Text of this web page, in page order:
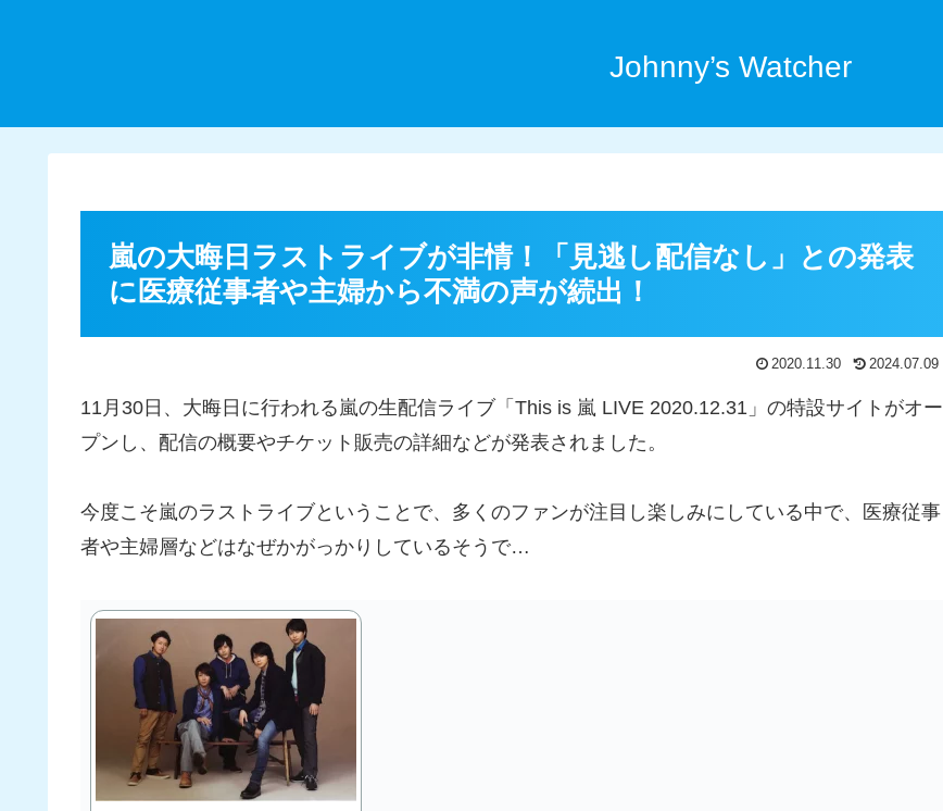
Johnny’s Watcher
嵐の大晦日ラストライブが非情！「見逃し配信なし」との発表
に医療従事者や主婦から不満の声が続出！
2020.11.30 2024.07.09
11月30日、大晦日に行われる嵐の生配信ライブ「This is 嵐 LIVE 2020.12.31」の特設サイトがオー
プンし、配信の概要やチケット販売の詳細などが発表されました。
今度こそ嵐のラストライブということで、多くのファンが注目し楽しみにしている中で、医療従事
者や主婦層などはなぜかがっかりしているそうで…